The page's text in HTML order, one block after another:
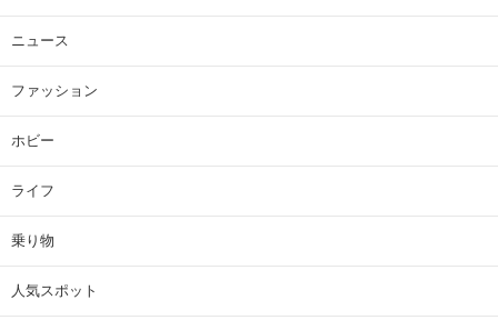
ニュース
ファッション
ホビー
ライフ
乗り物
人気スポット